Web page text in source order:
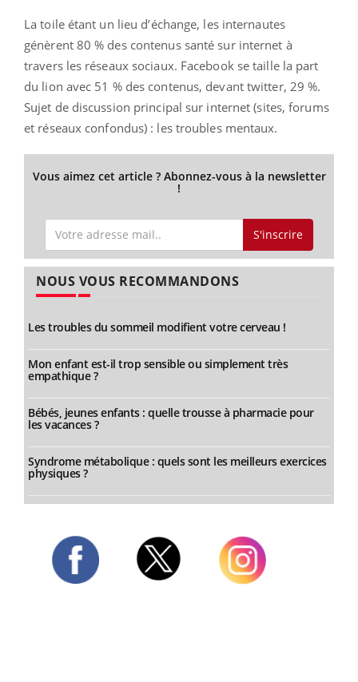
La toile étant un lieu d’échange, les internautes
génèrent 80 % des contenus santé sur internet à
travers les réseaux sociaux. Facebook se taille la part
du lion avec 51 % des contenus, devant twitter, 29 %.
Sujet de discussion principal sur internet (sites, forums
et réseaux confondus) : les troubles mentaux.
Vous aimez cet article ? Abonnez-vous à la newsletter
!
S'inscrire
NOUS VOUS RECOMMANDONS
Les troubles du sommeil modifient votre cerveau !
Mon enfant est-il trop sensible ou simplement très
empathique ?
Bébés, jeunes enfants : quelle trousse à pharmacie pour
les vacances ?
Syndrome métabolique : quels sont les meilleurs exercices
physiques ?